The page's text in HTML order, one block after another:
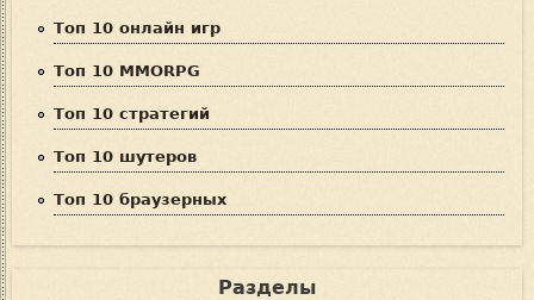
Топ 10 онлайн игр
Топ 10 MMORPG
Топ 10 стратегий
Топ 10 шутеров
Топ 10 браузерных
Разделы